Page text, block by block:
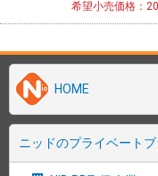
希望小売価格：
HOME
ニッドのプライベート